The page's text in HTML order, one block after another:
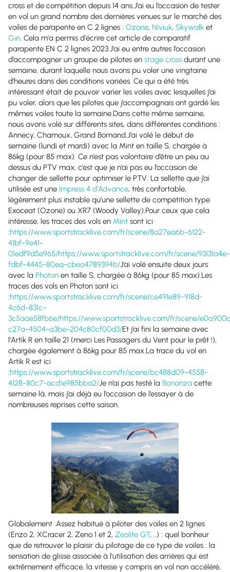
cross et de compétition depuis 14 ans.J’ai eu l’occasion de tester
en vol un grand nombre des dernières venues sur le marché des
voiles de parapente en C 2 lignes : Ozone, Niviuk, Skywalk et
Gin. Cela m'a permis d'écrire cet article de comparatif
parapente EN C 2 lignes 2023.J’ai eu entre autres l’occasion
d’accompagner un groupe de pilotes en stage cross durant une
semaine, durant laquelle nous avons pu voler une vingtaine
d’heures dans des conditions variées. Ce qui a été très
intéressant était de pouvoir varier les voiles avec lesquelles j’ai
pu voler, alors que les pilotes que j’accompagnais ont gardé les
mêmes voiles toute la semaine.Dans cette même semaine,
nous avons volé sur différents sites, dans différentes conditions :
Annecy, Chamoux, Grand Bornand.J’ai volé le début de
semaine (lundi et mardi) avec la Mint en taille S, chargée à
86kg (pour 85 max). Ce n’est pas volontaire d’être un peu au
dessus du PTV max, c’est que je n’ai pas eu l’occasion de
changer de sellette pour optimiser le PTV. La sellette que j’ai
utilisée est une Impress 4 d’Advance, très confortable,
légèrement plus instable qu’une sellette de compétition type
Exoceat (Ozone) ou XR7 (Woody Valley).Pour ceux que cela
intéresse, les traces des vols en Mint sont ici
:https://www.sportstracklive.com/fr/scene/8a27ea6b-6122-
41bf-9e41-
01edf9d5e965/https://www.sportstracklive.com/fr/scene/93131a4e-
fdbf-4445-80ea-cbea4789394b/J’ai volé ensuite deux jours
avec la Photon en taille S, chargée à 86kg (pour 85 max).Les
traces des vols en Photon sont ici
:https://www.sportstracklive.com/fr/scene/ce491e89-918d-
4c6d-831c-
3c5aae58fb6e/https://www.sportstracklive.com/fr/scene/
c27a-4504-a3be-204c80cf00d3/Et j’ai fini la semaine avec
l’Artik R en taille 21 (merci Les Passagers du Vent pour le prêt !),
chargée également à 86kg pour 85 max.La trace du vol en
Artik R est ici
:https://www.sportstracklive.com/fr/scene/bc488d09-4558-
4128-80c7-acd1e985bba2/Je n’ai pas testé la Bonanza cette
semaine là, mais j’ai déjà eu l’occasion de l’essayer à de
nombreuses reprises cette saison.
Globalement :Assez habitué à piloter des voiles en 2 lignes
(Enzo 2, XCracer 2, Zeno 1 et 2, Zeolite GT, ..) : quel bonheur
que de retrouver le plaisir du pilotage de ce type de voiles : la
sensation de glisse associée à l'utilisation des arrières qui est
extrêmement efficace, la vitesse y compris en vol non accéléré,